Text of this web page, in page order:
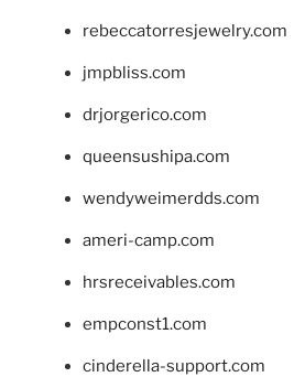
rebeccatorresjewelry.com
jmpbliss.com
drjorgerico.com
queensushipa.com
wendyweimerdds.com
ameri-camp.com
hrsreceivables.com
empconst1.com
cinderella-support.com